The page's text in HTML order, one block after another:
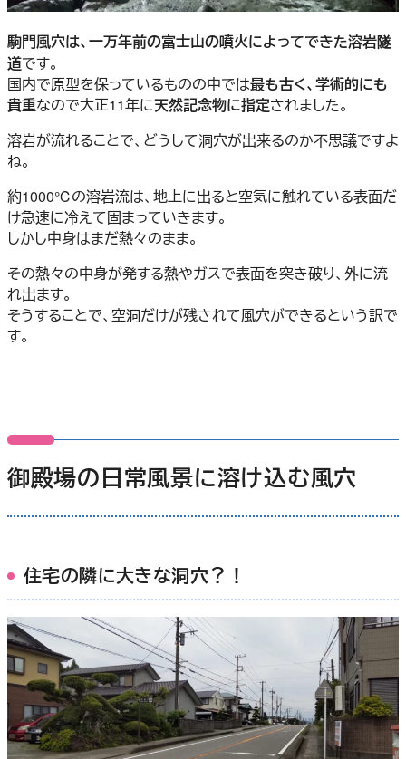
駒門風穴は、一万年前の富士山の噴火によってできた溶岩隧
道です。
国内で原型を保っているものの中では最も古く、学術的にも
貴重なので大正11年に天然記念物に指定されました。
溶岩が流れることで、どうして洞穴が出来るのか不思議ですよ
ね。
約1000℃の溶岩流は、地上に出ると空気に触れている表面だ
け急速に冷えて固まっていきます。
しかし中身はまだ熱々のまま。
その熱々の中身が発する熱やガスで表面を突き破り、外に流
れ出ます。
そうすることで、空洞だけが残されて風穴ができるという訳で
す。
御殿場の日常風景に溶け込む風穴
住宅の隣に大きな洞穴？！